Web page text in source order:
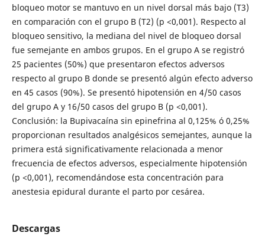
bloqueo motor se mantuvo en un nivel dorsal más bajo (T3)
en comparación con el grupo B (T2) (p <0,001). Respecto al
bloqueo sensitivo, la mediana del nivel de bloqueo dorsal
fue semejante en ambos grupos. En el grupo A se registró
25 pacientes (50%) que presentaron efectos adversos
respecto al grupo B donde se presentó algún efecto adverso
en 45 casos (90%). Se presentó hipotensión en 4/50 casos
del grupo A y 16/50 casos del grupo B (p <0,001).
Conclusión: la Bupivacaína sin epinefrina al 0,125% ó 0,25%
proporcionan resultados analgésicos semejantes, aunque la
primera está significativamente relacionada a menor
frecuencia de efectos adversos, especialmente hipotensión
(p <0,001), recomendándose esta concentración para
anestesia epidural durante el parto por cesárea.
Descargas